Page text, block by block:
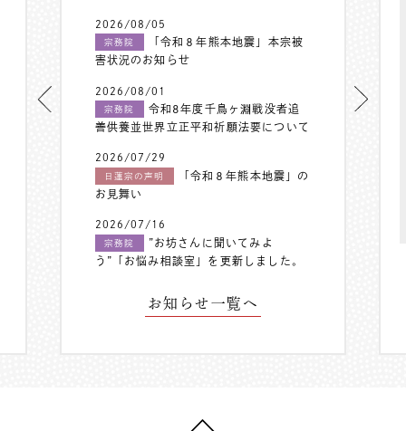
2026/08/05
宗務院
「令和８年熊本地震」本宗被
害状況のお知らせ
2026/08/01
宗務院
令和8年度千鳥ヶ淵戦没者追
善供養並世界立正平和祈願法要について
2026/07/29
日蓮宗の声明
「令和８年熊本地震」の
お見舞い
2026/07/16
宗務院
”お坊さんに聞いてみよ
う”「お悩み相談室」を更新しました。
お知らせ一覧へ